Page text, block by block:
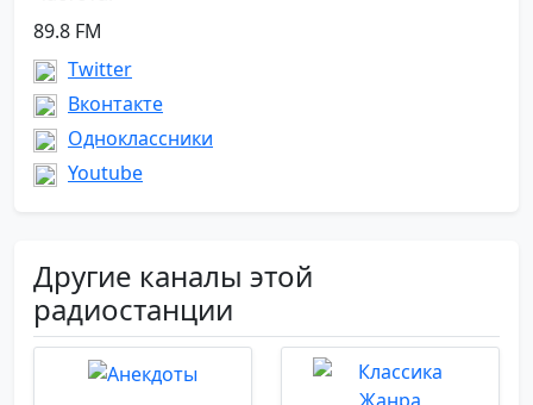
89.8 FM
Twitter
Вконтакте
Одноклассники
Youtube
Другие каналы этой
радиостанции